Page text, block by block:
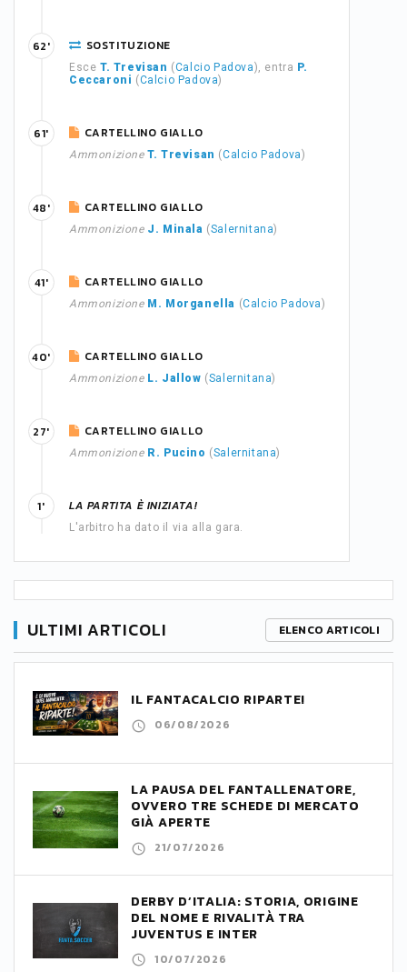
SOSTITUZIONE
Esce T. Trevisan (Calcio Padova), entra P.
Ceccaroni (Calcio Padova)
62'
CARTELLINO GIALLO
Ammonizione T. Trevisan (Calcio Padova)
61'
CARTELLINO GIALLO
Ammonizione J. Minala (Salernitana)
48'
CARTELLINO GIALLO
Ammonizione M. Morganella (Calcio Padova)
41'
CARTELLINO GIALLO
Ammonizione L. Jallow (Salernitana)
40'
CARTELLINO GIALLO
Ammonizione R. Pucino (Salernitana)
27'
LA PARTITA È INIZIATA!
L'arbitro ha dato il via alla gara.
1'
ULTIMI ARTICOLI ELENCO ARTICOLI
IL FANTACALCIO RIPARTE!
06/08/2026
LA PAUSA DEL FANTALLENATORE,
OVVERO TRE SCHEDE DI MERCATO
GIÀ APERTE
21/07/2026
DERBY D’ITALIA: STORIA, ORIGINE
DEL NOME E RIVALITÀ TRA
JUVENTUS E INTER
10/07/2026